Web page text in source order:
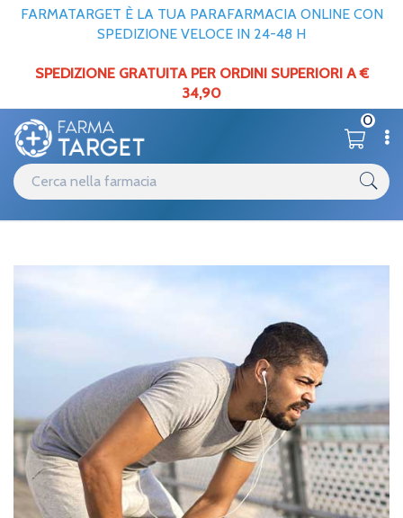
FARMATARGET È LA TUA PARAFARMACIA ONLINE CON
SPEDIZIONE VELOCE IN 24-48 H
SPEDIZIONE GRATUITA PER ORDINI SUPERIORI A €
34,90
0